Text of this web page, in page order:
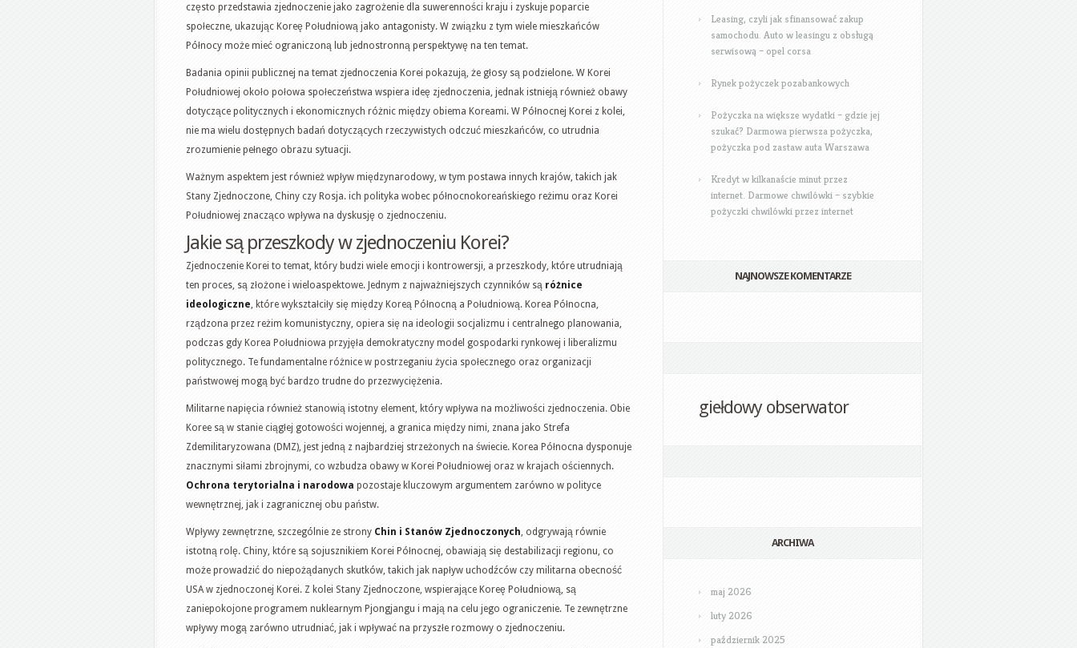
często przedstawia zjednoczenie jako zagrożenie dla suwerenności kraju i zyskuje poparcie
społeczne, ukazując Koreę Południową jako antagonisty. W związku z tym wiele mieszkańców
Północy może mieć ograniczoną lub jednostronną perspektywę na ten temat.
Badania opinii publicznej na temat zjednoczenia Korei pokazują, że głosy są podzielone. W Korei
Południowej około połowa społeczeństwa wspiera ideę zjednoczenia, jednak istnieją również obawy
dotyczące politycznych i ekonomicznych różnic między obiema Koreami. W Północnej Korei z kolei,
nie ma wielu dostępnych badań dotyczących rzeczywistych odczuć mieszkańców, co utrudnia
zrozumienie pełnego obrazu sytuacji.
Ważnym aspektem jest również wpływ międzynarodowy, w tym postawa innych krajów, takich jak
Stany Zjednoczone, Chiny czy Rosja. ich polityka wobec północnokoreańskiego reżimu oraz Korei
Południowej znacząco wpływa na dyskusję o zjednoczeniu.
Jakie są przeszkody w zjednoczeniu Korei?
Zjednoczenie Korei to temat, który budzi wiele emocji i kontrowersji, a przeszkody, które utrudniają
ten proces, są złożone i wieloaspektowe. Jednym z najważniejszych czynników są różnice
ideologiczne , które wykształciły się między Koreą Północną a Południową. Korea Północna,
rządzona przez reżim komunistyczny, opiera się na ideologii socjalizmu i centralnego planowania,
podczas gdy Korea Południowa przyjęła demokratyczny model gospodarki rynkowej i liberalizmu
politycznego. Te fundamentalne różnice w postrzeganiu życia społecznego oraz organizacji
państwowej mogą być bardzo trudne do przezwyciężenia.
Militarne napięcia również stanowią istotny element, który wpływa na możliwości zjednoczenia. Obie
Koree są w stanie ciągłej gotowości wojennej, a granica między nimi, znana jako Strefa
Zdemilitaryzowana (DMZ), jest jedną z najbardziej strzeżonych na świecie. Korea Północna dysponuje
znacznymi siłami zbrojnymi, co wzbudza obawy w Korei Południowej oraz w krajach ościennych.
Ochrona terytorialna i narodowa pozostaje kluczowym argumentem zarówno w polityce
wewnętrznej, jak i zagranicznej obu państw.
Wpływy zewnętrzne, szczególnie ze strony Chin i Stanów Zjednoczonych , odgrywają równie
istotną rolę. Chiny, które są sojusznikiem Korei Północnej, obawiają się destabilizacji regionu, co
może prowadzić do niepożądanych skutków, takich jak napływ uchodźców czy militarna obecność
USA w zjednoczonej Korei. Z kolei Stany Zjednoczone, wspierające Koreę Południową, są
zaniepokojone programem nuklearnym Pjongjangu i mają na celu jego ograniczenie. Te zewnętrzne
wpływy mogą zarówno utrudniać, jak i wpływać na przyszłe rozmowy o zjednoczeniu.
Leasing, czyli jak sfinansować zakup
samochodu. Auto w leasingu z obsługą
serwisową – opel corsa
Rynek pożyczek pozabankowych
Pożyczka na większe wydatki – gdzie jej
szukać? Darmowa pierwsza pożyczka,
pożyczka pod zastaw auta Warszawa
Kredyt w kilkanaście minut przez
internet. Darmowe chwilówki – szybkie
pożyczki chwilówki przez internet
NAJNOWSZE KOMENTARZE
giełdowy obserwator
ARCHIWA
maj 2026
luty 2026
październik 2025